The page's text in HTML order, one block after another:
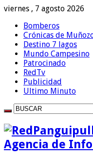
viernes , 7 agosto 2026
Bomberos
Crónicas de
Destino 7 lagos
Mundo Campesino
Patrocinado
RedTv
Publicidad
Ultimo Minuto
Agencia de